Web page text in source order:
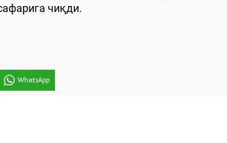
чиқди.
WhatsApp